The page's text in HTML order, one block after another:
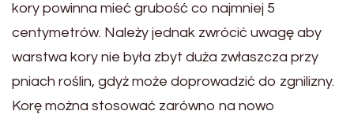
kory powinna mieć grubość co najmniej 5
centymetrów. Należy jednak zwrócić uwagę aby
warstwa kory nie była zbyt duża zwłaszcza przy
pniach roślin, gdyż może doprowadzić do zgnilizny.
Korę można stosować zarówno na nowo